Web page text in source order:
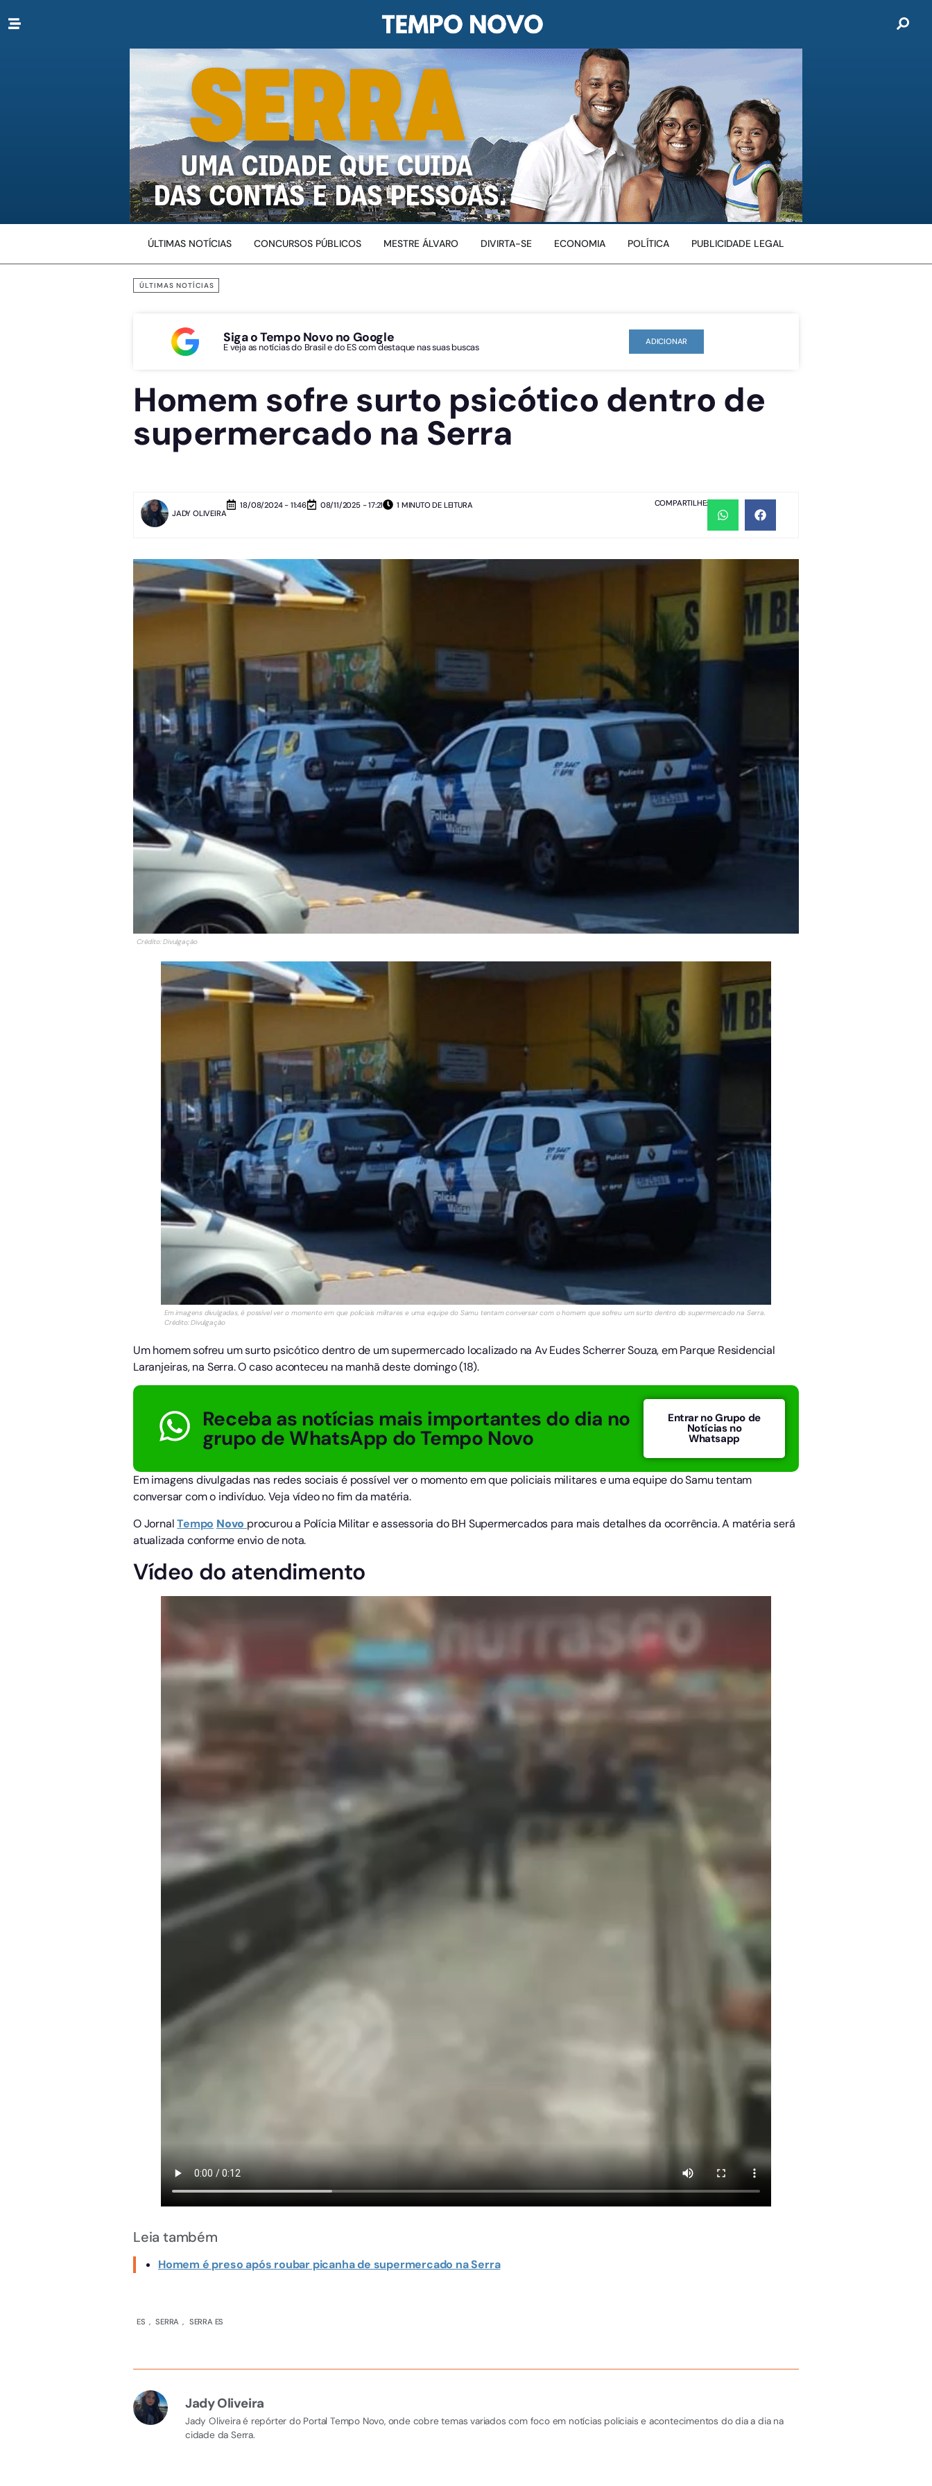
ÚLTIMAS NOTÍCIAS CONCURSOS PÚBLICOS MESTRE ÁLVARO DIVIRTA-SE ECONOMIA POLÍTICA PUBLICIDADE LEGAL
ÚLTIMAS NOTÍCIAS
Siga o Tempo Novo no Google
E veja as notícias do Brasil e do ES com destaque nas suas buscas ADICIONAR
Homem sofre surto psicótico dentro de
supermercado na Serra
JADY OLIVEIRA
18/08/2024 - 11:46 08/11/2025 - 17:21 1 MINUTO DE LEITURA COMPARTILHE:
Crédito: Divulgação
Em imagens divulgadas, é possível ver o momento em que policiais militares e uma equipe do Samu tentam conversar com o homem que sofreu um surto dentro do supermercado na Serra.
Crédito: Divulgação
Um homem sofreu um surto psicótico dentro de um supermercado localizado na Av Eudes Scherrer Souza, em Parque Residencial
Laranjeiras, na Serra. O caso aconteceu na manhã deste domingo (18).
Receba as notícias mais importantes do dia no
grupo de WhatsApp do Tempo Novo
Entrar no Grupo de
Notícias no
Whatsapp
Em imagens divulgadas nas redes sociais é possível ver o momento em que policiais militares e uma equipe do Samu tentam
conversar com o indivíduo. Veja vídeo no fim da matéria.
O JornalTempo Novo procurou a Polícia Militar e assessoria do BH Supermercados para mais detalhes da ocorrência. A matéria será
atualizada conforme envio de nota.
Vídeo do atendimento
Leia também
Homem é preso após roubar picanha de supermercado na Serra
ES , SERRA , SERRA ES
Jady Oliveira
Jady Oliveira é repórter do Portal Tempo Novo, onde cobre temas variados com foco em notícias policiais e acontecimentos do dia a dia na
cidade da Serra.